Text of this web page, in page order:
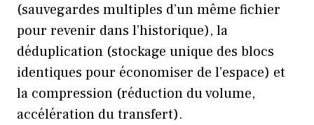
(sauvegardes multiples d’un même fichier
pour revenir dans l’historique), la
déduplication (stockage unique des blocs
identiques pour économiser de l’espace) et
la compression (réduction du volume,
accélération du transfert).